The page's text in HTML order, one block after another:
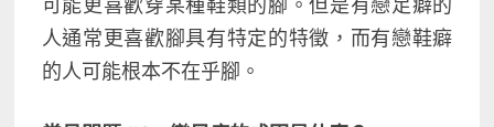
可能更喜歡穿某種鞋類的腳。但是有戀足癖的
人通常更喜歡腳具有特定的特徵，而有戀鞋癖
的人可能根本不在乎腳。